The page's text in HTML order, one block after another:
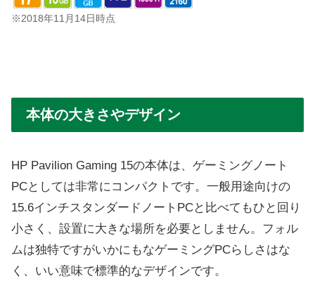
※2018年11月14日時点
本体の大きさやデザイン
HP Pavilion Gaming 15の本体は、ゲーミングノート
PCとしては非常にコンパクトです。一般用途向けの
15.6インチスタンダードノートPCと比べてもひと回り
小さく、設置に大きな場所を必要としません。フォル
ムは独特ですがいかにもなゲーミングPCらしさはな
く、いい意味で標準的なデザインです。